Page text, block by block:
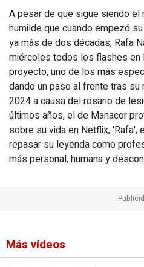
A pesar de que sigue siendo
humilde que cuando empezó
ya más de dos décadas, Rafa
miércoles todos los flashes en
proyecto, uno de los más
dando un paso al frente tras
2024 a causa del rosario de
últimos años, el de Manacor
sobre su vida en Netflix, 'Rafa',
repasar su leyenda como
más personal, humana y
Más vídeos